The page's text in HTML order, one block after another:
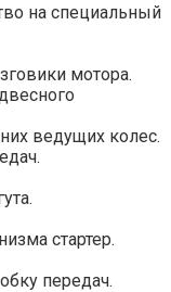
на специальный
мотора.
ведущих колес.
стартер.
передач.